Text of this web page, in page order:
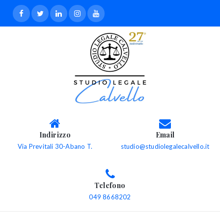
Indirizzo
Via Previtali 30-Abano T.
Email
studio@studiolegalecalvello.it
Telefono
049 8668202